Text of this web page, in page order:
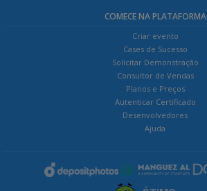
COMECE NA PLATAFORMA
Criar evento
Cases de Sucesso
Solicitar Demonstração
Consultor de Vendas
Planos e Preços
Autenticar Certificado
Desenvolvedores
Ajuda